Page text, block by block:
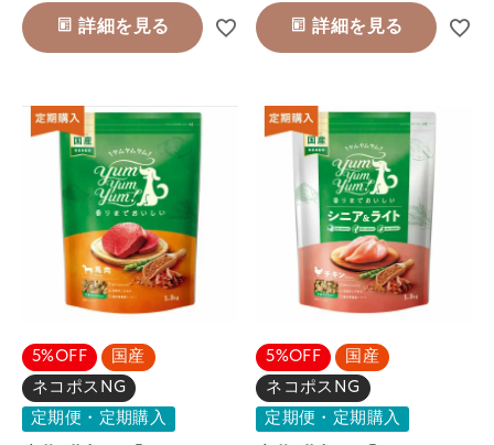
詳細を見る 詳細を見る
5%OFF
国産
ネコポスNG
定期便・定期購入
5%OFF
国産
ネコポスNG
定期便・定期購入